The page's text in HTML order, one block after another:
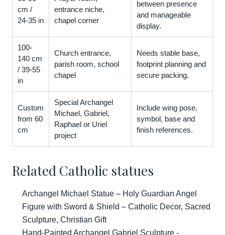
cm /
24-35 in
entrance niche,
chapel corner
between presence
and manageable
display.
100-
140 cm
/ 39-55
in
Church entrance,
parish room, school
chapel
Needs stable base,
footprint planning and
secure packing.
Custom
from 60
cm
Special Archangel
Michael, Gabriel,
Raphael or Uriel
project
Include wing pose,
symbol, base and
finish references.
Related Catholic statues
Archangel Michael Statue – Holy Guardian Angel
Figure with Sword & Shield – Catholic Decor, Sacred
Sculpture, Christian Gift
Hand-Painted Archangel Gabriel Sculpture -